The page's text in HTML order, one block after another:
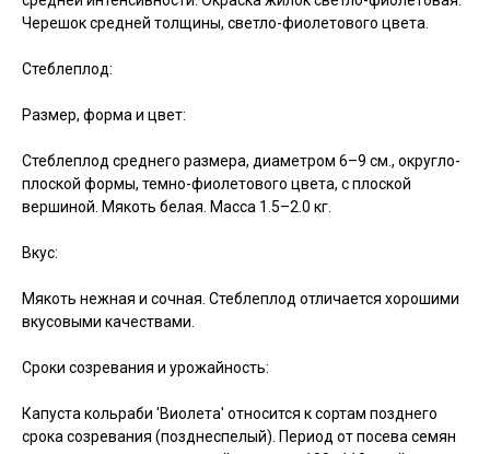
Черешок средней толщины, светло-фиолетового цвета.
Стеблеплод:
Размер, форма и цвет:
Стеблеплод среднего размера, диаметром 6–9 см., округло-
плоской формы, темно-фиолетового цвета, с плоской
вершиной. Мякоть белая. Масса 1.5–2.0 кг.
Вкус:
Мякоть нежная и сочная. Стеблеплод отличается хорошими
вкусовыми качествами.
Сроки созревания и урожайность:
Капуста кольраби 'Виолета' относится к сортам позднего
срока созревания (позднеспелый). Период от посева семян